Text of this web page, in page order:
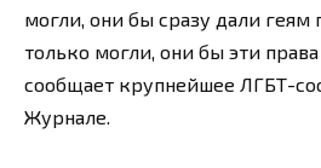
могли, они бы сразу дали геям
только могли, они бы эти
сообщает крупнейшее ЛГБТ-
Журнале.